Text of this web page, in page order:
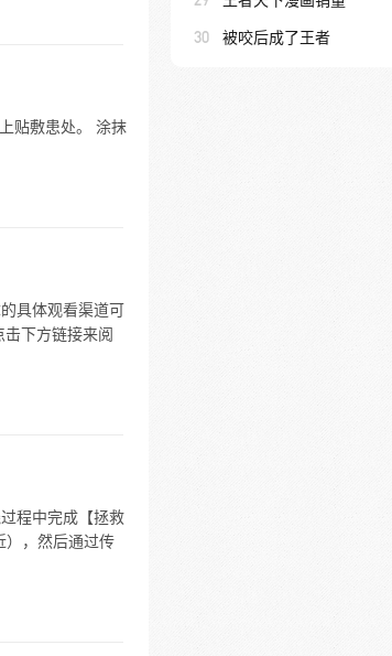
贴敷患处。 涂抹
具体观看渠道可
下方链接来阅
程中完成【拯救
），然后通过传
30 被咬后成了王者